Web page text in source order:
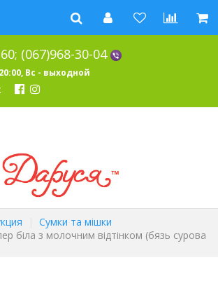
(067)968-30-04
Вс - выходной
Сумки та мішки
біла з молочним відтінком (бязь сурова